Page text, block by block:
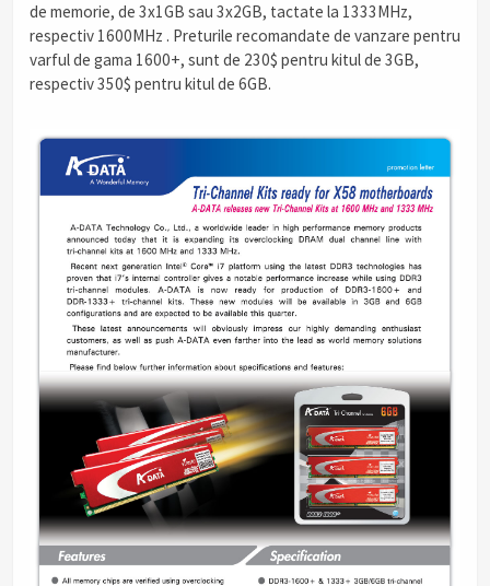
de memorie, de 3x1GB sau 3x2GB, tactate la 1333MHz,
respectiv 1600MHz . Preturile recomandate de vanzare pentru
varful de gama 1600+, sunt de 230$ pentru kitul de 3GB,
respectiv 350$ pentru kitul de 6GB.